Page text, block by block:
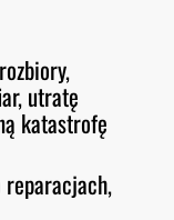
utratę
katastrofę